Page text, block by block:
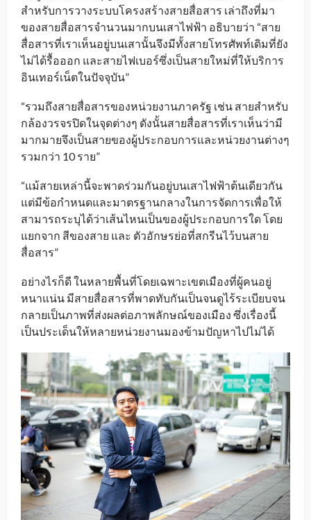
สำหรับการวางระบบโครงสร้างสายสื่อสาร เล่าถึงที่มา
ของสายสื่อสารจำนวนมากบนเสาไฟฟ้า อธิบายว่า “สาย
สื่อสารที่เราเห็นอยู่บนเสานั้นจึงมีทั้งสายโทรศัพท์เดิมที่ยัง
ไม่ได้รื้อออก และสายไฟเบอร์ซึ่งเป็นสายใหม่ที่ให้บริการ
อินเทอร์เน็ตในปัจจุบัน”
“รวมถึงสายสื่อสารของหน่วยงานภาครัฐ เช่น สายสำหรับ
กล้องวรจรปิดในจุดต่างๆ ดังนั้นสายสื่อสารที่เราเห็นว่ามี
มากมายจึงเป็นสายของผู้ประกอบการและหน่วยงานต่างๆ
รวมกว่า 10 ราย”
“แม้สายเหล่านี้จะพาดร่วมกันอยู่บนเสาไฟฟ้าต้นเดียวกัน
แต่มีข้อกำหนดและมาตรฐานกลางในการจัดการเพื่อให้
สามารถระบุได้ว่าเส้นไหนเป็นของผู้ประกอบการใด โดย
แยกจาก สีของสาย และ ตัวอักษรย่อที่สกรีนไว้บนสาย
สื่อสาร”
อย่างไรก็ดี ในหลายพื้นที่โดยเฉพาะเขตเมืองที่ผู้คนอยู่
หนาแน่น มีสายสื่อสารที่พาดทับกันเป็นจนดูไร้ระเบียบจน
กลายเป็นภาพที่ส่งผลต่อภาพลักษณ์ของเมือง ซึ่งเรื่องนี้
เป็นประเด็นให้หลายหน่วยงานมองข้ามปัญหาไปไม่ได้